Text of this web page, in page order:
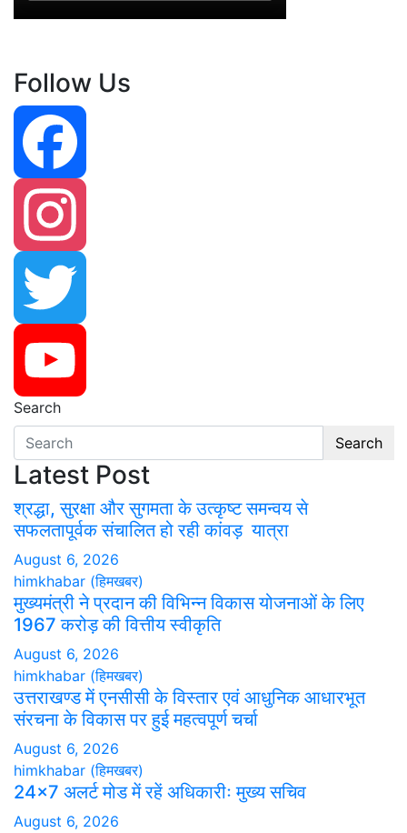
Follow Us
Facebook
Instagram
Twitter
YouTube
Search
Search
Latest Post
श्रद्धा, सुरक्षा और सुगमता के उत्कृष्ट समन्वय से
सफलतापूर्वक संचालित हो रही कांवड़ यात्रा
August 6, 2026
himkhabar (हिमखबर)
मुख्यमंत्री ने प्रदान की विभिन्न विकास योजनाओं के लिए
1967 करोड़ की वित्तीय स्वीकृति
August 6, 2026
himkhabar (हिमखबर)
उत्तराखण्ड में एनसीसी के विस्तार एवं आधुनिक आधारभूत
संरचना के विकास पर हुई महत्वपूर्ण चर्चा
August 6, 2026
himkhabar (हिमखबर)
24×7 अलर्ट मोड में रहें अधिकारीः मुख्य सचिव
August 6, 2026